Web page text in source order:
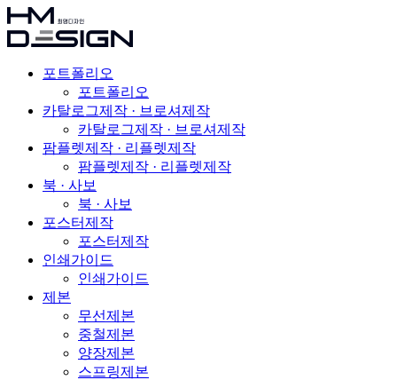
포트폴리오
포트폴리오
카탈로그제작 · 브로셔제작
카탈로그제작 · 브로셔제작
팜플렛제작 · 리플렛제작
팜플렛제작 · 리플렛제작
북 · 사보
북 · 사보
포스터제작
포스터제작
인쇄가이드
인쇄가이드
제본
무선제본
중철제본
양장제본
스프링제본